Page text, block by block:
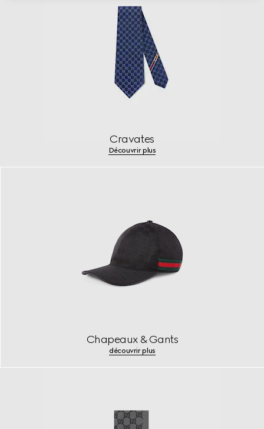
Cravates
Découvrir plus
Chapeaux & Gants
découvrir plus